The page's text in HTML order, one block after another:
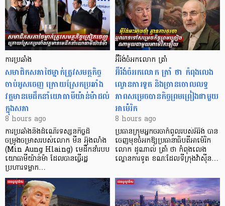
ការប្រឆាំង
សមាជិកសភាថៃម្នាក់ត្រូវសមត្ថកិច្ច
ចាប់អូសចេញ ក្រោយស្រែកប្រឆាំង
វត្តមានមេដឹកនាំយោធាមីយ៉ាន់ម៉ាដល់
ក្នុងសភា
8 hours ago
ការប្រឆាំងនឹងដំណើរទស្សនកិច្ចដ៏
ចម្រូងចម្រាសរបស់លោក មីន អ៊ុងលាំង
(Min Aung Hlaing) មេដឹកនាំរបប
យោធាមីយ៉ាន់ម៉ា ដែលបានធ្វើរដ្ឋ
ប្រហារទម្លាក…
អ៊ីរ៉ង់ចំអកលោក ត្រាំ
អ៊ីរ៉ង់ចំអកលោក ត្រាំ ថា កំពុងលេង
ល្ខោនការទូត និងច្រានចោលលទ្ធ
ភាពសម្រេចបានកិច្ចព្រមព្រៀងជាមួយ
អាម៉េរិក
8 hours ago
ប្រធានក្រុមអ្នកចរចាកំពូលរបស់អ៊ីរ៉ង់ បាន
ចេញមុខចំអកឱ្យប្រធានាធិបតីអាម៉េរិក
លោក ដូណាល់ ត្រាំ ថា កំពុងលេង
ល្ខោនការទូត ខណៈដែលទីក្រុងវ៉ាស៊ីន…